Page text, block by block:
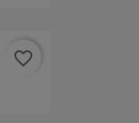
favorite_border